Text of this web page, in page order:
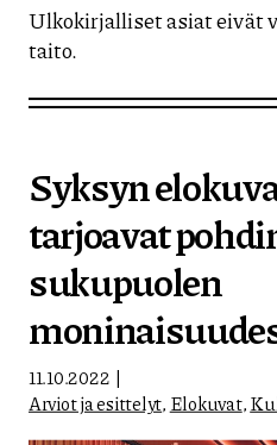
Ulkokirjalliset asiat eivät
taito.
Syksyn
tarjoavat
sukupuolen
11.10.2022
Arviot ja esittelyt, Elokuvat,